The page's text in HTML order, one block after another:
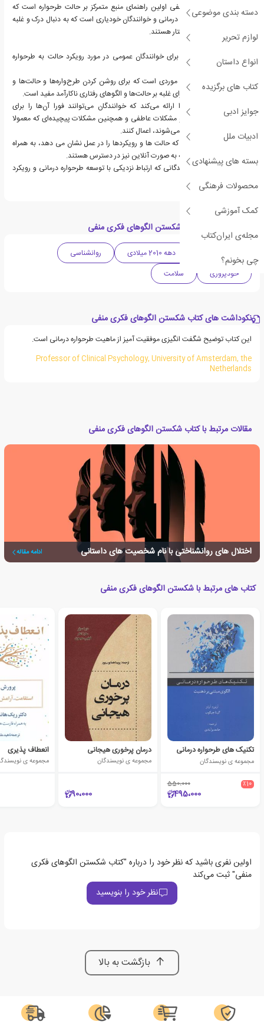
دسته بندی موضوعی
لوازم تحریر
انواع داستان
کتاب های برگزیده
جوایز ادبی
ادبیات ملل
بسته های پیشنهادی
محصولات فرهنگی
کمک آموزشی
مجله‌ی ایران‌کتاب
چی بخونم؟
شکستن الگوهای تفکر منفی اولین راهنمای منبع متمرکز بر حالت طرحواره است که
هدف آن بیماران طرحواره درمانی و خوانندگان خودیاری است که به دنبال درک و غلبه
بر الگوهای منفی تفکر و رفتار هستند.
نشان دهنده اولین منبع برای خوانندگان عمومی در مورد رویکرد حالت به طرحواره
درمانی است
دارای انبوهی از مطالعات موردی است که برای روشن کردن طرح‌واره‌ها و حالت‌ها و
نشان دادن تکنیک‌هایی برای غلبه بر حالت‌ها و الگوهای رفتاری ناکارآمد مفید است.
مجموعه‌ای از تمرین‌ها را ارائه می‌کند که خوانندگان می‌توانند فورا آن‌ها را برای
چالش‌های دنیای واقعی و مشکلات عاطفی و همچنین مشکلات پیچیده‌ای که معمولا
با طرح‌واره‌درمانی برطرف می‌شوند، اعمال کنند.
شامل تصاویر اصلی است که حالت ها و رویکردها را در عمل نشان می دهد، به همراه
نوشته شده توسط نویسندگانی که ارتباط نزدیکی با توسعه طرحواره درمانی و رویکرد
حالت طرحواره دارند
دسته بندی های کتاب شکستن الگوهای فکری منفی
دهه 2010 میلادی
روانشناسی
خودپروری
سلامت
نکوداشت های کتاب شکستن الگوهای فکری منفی
این کتاب توضیح شگفت انگیزی موفقیت آمیز از ماهیت طرحواره درمانی است.
Professor of Clinical Psychology, University of Amsterdam, the
Netherlands
مقالات مرتبط با کتاب شکستن الگوهای فکری منفی
اختلال های روانشناختی با نام شخصیت های داستانی ادامه مقاله
کتاب های مرتبط با شکستن الگوهای فکری منفی
تکنیک های طرحواره درمانی
مجموعه ی نویسندگان
٪10 550،000
495،000
درمان پرخوری هیجانی
مجموعه ی نویسندگان
90،000
انعطاف پذیری
مجموعه ی
اولین نفری باشید که نظر خود را درباره "کتاب شکستن الگوهای فکری
منفی" ثبت می‌کند
نظر خود را بنویسید
بازگشت به بالا